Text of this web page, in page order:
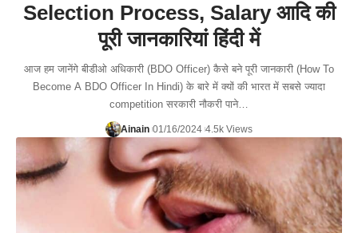
Selection Process, Salary आदि की
पूरी जानकारियां हिंदी में
आज हम जानेंगे बीडीओ अधिकारी (BDO Officer) कैसे बने पूरी जानकारी (How To
Become A BDO Officer In Hindi) के बारे में क्यों की भारत में सबसे ज्यादा
competition सरकारी नौकरी पाने…
Ainain 01/16/2024 4.5k Views